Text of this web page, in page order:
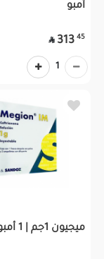
أمبو
45
313

1
ميجيون 1جم | 1 أمبول